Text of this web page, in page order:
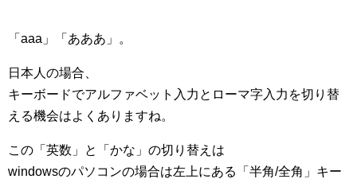
「aaa」「あああ」。
日本人の場合、
キーボードでアルファベット入力とローマ字入力を切り替
える機会はよくありますね。
この「英数」と「かな」の切り替えは
windowsのパソコンの場合は左上にある「半角/全角」キー